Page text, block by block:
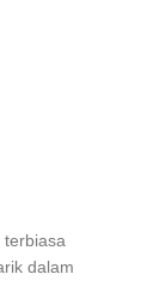
dalam